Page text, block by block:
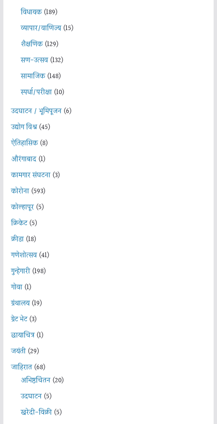
विधायक(189)
व्यापार/वाणिज्य(15)
शैक्षणिक(129)
सण-उत्सव(132)
सामाजिक(148)
स्पर्धा/परीक्षा(10)
उदघाटन / भूमिपूजन(6)
उद्योग विश्व(45)
ऐतिहासिक(8)
औरंगाबाद(1)
कामगार संघटना(3)
कोरोना(593)
कोल्हापूर(5)
क्रिकेट(5)
क्रीडा(18)
गणेशोत्सव(41)
गुन्हेगारी(198)
गोवा(1)
ग्रंथालय(19)
ग्रेट भेट(3)
छायाचित्र(1)
जयंती(29)
जाहिरात(68)
अभिष्ठचिंतन(20)
उदघाटन(5)
खरेदी-विक्री(5)